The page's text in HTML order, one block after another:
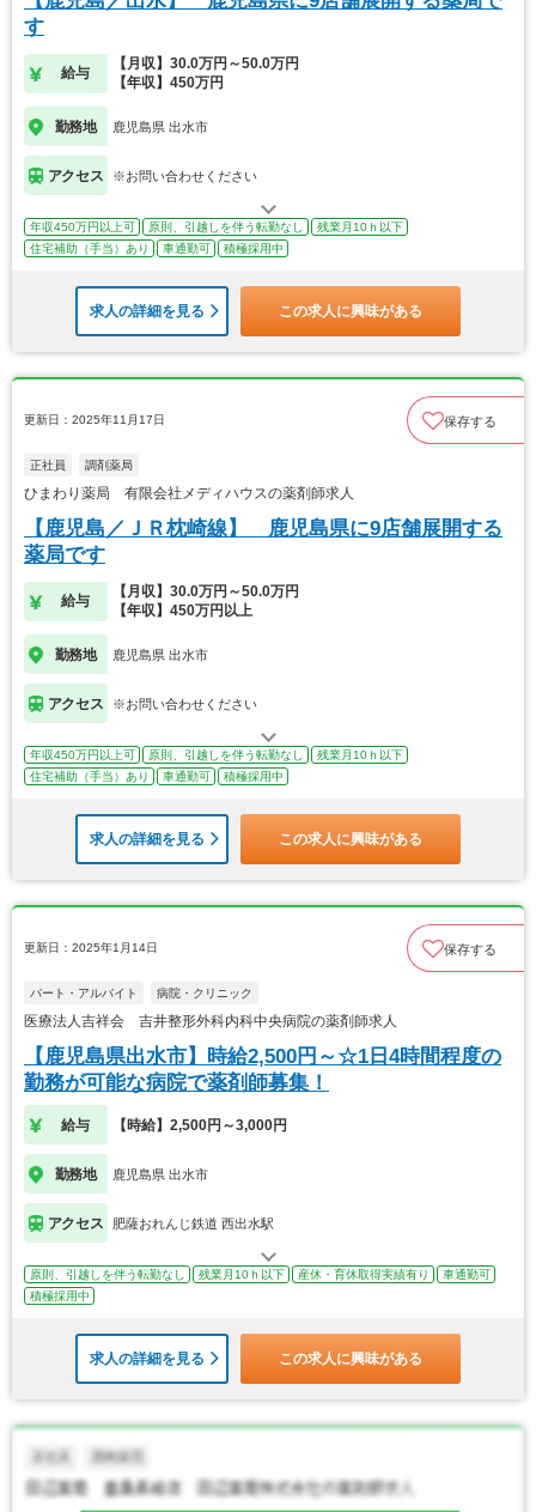
す
給与
【月収】30.0万円～50.0万円
【年収】450万円
勤務地 鹿児島県 出水市
アクセス ※お問い合わせください
年収450万円以上可 原則、引越しを伴う転勤なし
残業月10ｈ以下
住宅補助（手当）あり
車通勤可 積極採用中
求人の詳細を見る この求人に興味がある
更新日：2025年11月17日 保存する
正社員 調剤薬局
ひまわり薬局 有限会社メディハウスの薬剤師求人
【鹿児島／ＪＲ枕崎線】 鹿児島県に9店舗展開する
薬局です
給与
【月収】30.0万円～50.0万円
【年収】450万円以上
勤務地 鹿児島県 出水市
アクセス ※お問い合わせください
年収450万円以上可 原則、引越しを伴う転勤なし
残業月10ｈ以下
住宅補助（手当）あり
車通勤可 積極採用中
求人の詳細を見る この求人に興味がある
更新日：2025年1月14日 保存する
パート・アルバイト 病院・クリニック
医療法人吉祥会 吉井整形外科内科中央病院の薬剤師求人
【鹿児島県出水市】時給2,500円～☆1日4時間程度の
勤務が可能な病院で薬剤師募集！
給与 【時給】2,500円～3,000円
勤務地 鹿児島県 出水市
アクセス 肥薩おれんじ鉄道 西出水駅
原則、引越しを伴う転勤なし 残業月10ｈ以下 産休・育休取得実績有り
車通勤可
積極採用中
求人の詳細を見る この求人に興味がある